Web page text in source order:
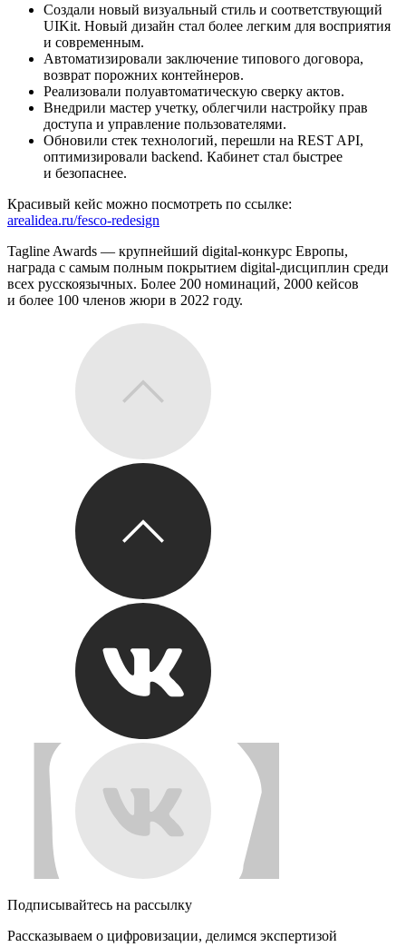
Создали новый визуальный стиль и соответствующий
UIKit. Новый дизайн стал более легким для восприятия
и современным.
Автоматизировали заключение типового договора,
возврат порожних контейнеров.
Реализовали полуавтоматическую сверку актов.
Внедрили мастер учетку, облегчили настройку прав
доступа и управление пользователями.
Обновили стек технологий, перешли на REST API,
оптимизировали backend. Кабинет стал быстрее
и безопаснее.
Красивый кейс можно посмотреть по ссылке:
arealidea.ru/fesco-redesign
Tagline Awards — крупнейший digital-конкурс Европы,
награда с самым полным покрытием digital-дисциплин среди
всех русскоязычных. Более 200 номинаций, 2000 кейсов
и более 100 членов жюри в 2022 году.
Подписывайтесь на рассылку
Рассказываем о цифровизации, делимся экспертизой